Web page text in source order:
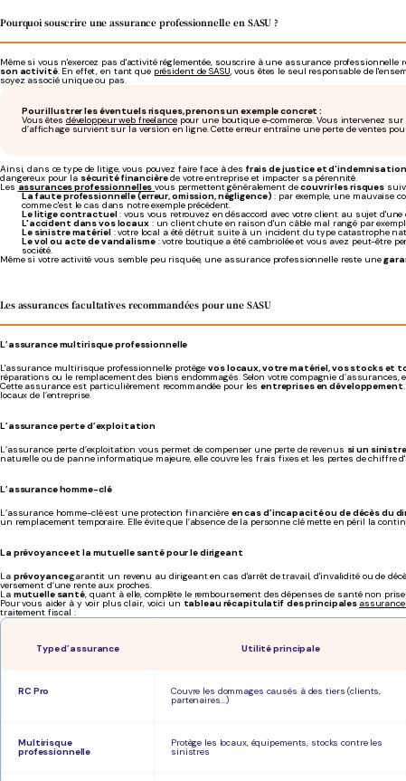
Pourquoi souscrire une assurance professionnelle en SASU ?
Même si vous n'exercez pas d'activité réglementée, souscrire à une assurance professionnelle
son activité. En effet, en tant que président de SASU , vous êtes le seul responsable de
soyez associé unique ou pas.
Pour illustrer les éventuels risques, prenons un exemple concret :
Vous êtes développeur web freelance pour une boutique e-commerce. Vous intervenez
d’affichage survient sur la version en ligne. Cette erreur entraîne une perte de ventes
Ainsi, dans ce type de litige, vous pouvez faire face à des frais de justice et d'indemnisation
dangereux pour la sécurité financière de votre entreprise et impacter sa pérennité.
Les assurances professionnelles vous permettent généralement de couvrir les risques
La faute professionnelle (erreur, omission, négligence) : par exemple, une mauvaise
comme c'est le cas dans notre exemple précédent.
Le litige contractuel : vous vous retrouvez en désaccord avec votre client au sujet
L'accident dans vos locaux : un client chute en raison d'un câble mal rangé par
Le sinistre matériel : votre local a été détruit suite à un incident du type catastrophe
Le vol ou acte de vandalisme : votre boutique a été cambriolée et vous avez peut-être
société.
Même si votre activité vous semble peu risquée, une assurance professionnelle reste une
Les assurances facultatives recommandées pour une SASU
L’assurance multirisque professionnelle
L'assurance multirisque professionnelle protègevos locaux, votre matériel, vos stocks et
réparations ou le remplacement des biens endommagés. Selon votre compagnie
Cette assurance est particulièrement recommandée pour lesentreprises en développement
locaux de l’entreprise.
L’assurance perte d’exploitation
L’assurance perte d’exploitation vous permet de compenser une perte de revenus si un
naturelle ou de panne informatique majeure, elle couvre les frais fixes et les pertes de chiffre
L’assurance homme-clé
L’assurance homme-clé est une protection financière en cas d’incapacité ou de décès du
un remplacement temporaire. Elle évite que l’absence de la personne clé mette en péril la
La prévoyance et la mutuelle santé pour le dirigeant
La prévoyancegarantit un revenu au dirigeant en cas d'arrêt de travail, d'invalidité ou de
versement d’une rente aux proches.
La mutuelle santé, quant à elle, complète le remboursement des dépenses de santé non
Pour vous aider à y voir plus clair, voici un tableau récapitulatif des principales
traitement fiscal :
Type d’assurance Utilité principale
RC Pro Couvre les dommages causés à des tiers (clients,
partenaires…)
Multirisque
professionnelle
Protège les locaux, équipements, stocks contre les
sinistres